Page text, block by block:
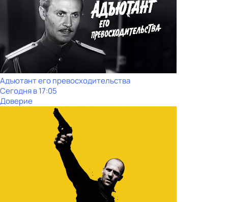
Адъютант его превосходительства
Сегодня в 17:05
Доверие